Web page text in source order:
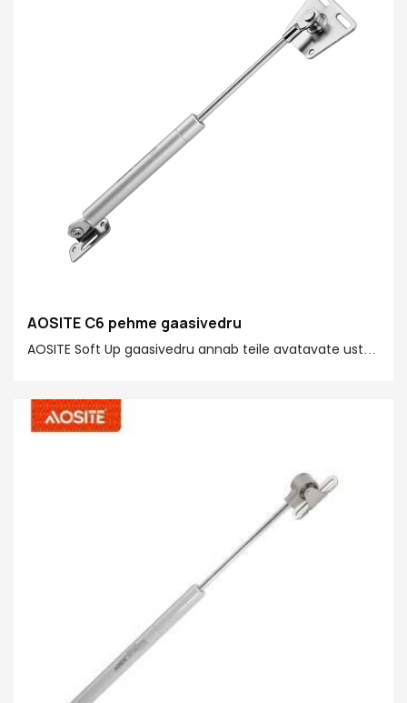
Valikulised funktsioonid: standardne üles / pehme alla /
vaba seiskamine / hüdrauliline topeltaste
AOSITE C6 pehme gaasivedru
AOSITE Soft Up gaasivedru annab teile avatavate uste
spetsiaalselt välja töötatud tugiasendi funktsioon, mis
võimaldab teil pööratava ukse peatada mis tahes
hüdraulilist allapoole liikumise tehnoloogiat, avaneb
ülespööratav uks automaatselt vaid õrna
vajutamisega, säästes teie aega ja vaeva. Hüdrauliline
allapoole liikuv disain aeglustab tõhusalt ukse
laskumist, vältides äkilist sulgumist ja võimalikke
ohutusriske, vähendades samal ajal ka müra